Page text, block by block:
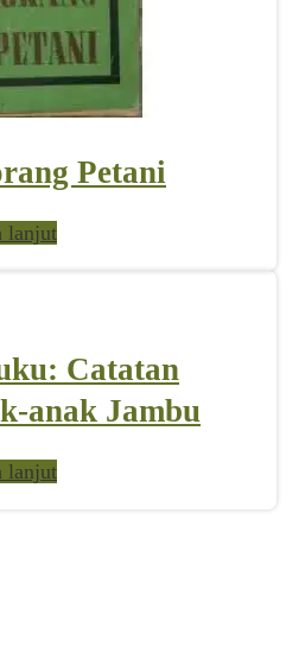
Petani
lanjut
Catatan
anak Jambu
lanjut